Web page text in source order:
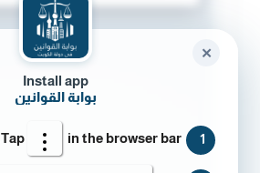
Install app
بوابة القوانين
1
Tap in the browser bar.
✕